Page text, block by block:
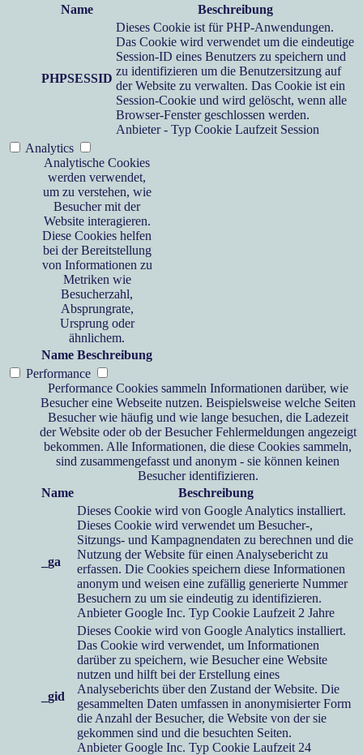
Name
Beschreibung
PHPSESSID
Dieses Cookie ist für PHP-Anwendungen.
Das Cookie wird verwendet um die eindeutige
Session-ID eines Benutzers zu speichern und
zu identifizieren um die Benutzersitzung auf
der Website zu verwalten. Das Cookie ist ein
Session-Cookie und wird gelöscht, wenn alle
Browser-Fenster geschlossen werden.
Anbieter - Typ Cookie Laufzeit Session
Analytics
Analytische Cookies
werden verwendet,
um zu verstehen, wie
Besucher mit der
Website interagieren.
Diese Cookies helfen
bei der Bereitstellung
von Informationen zu
Metriken wie
Besucherzahl,
Absprungrate,
Ursprung oder
ähnlichem.
Name Beschreibung
Performance
Performance Cookies sammeln Informationen darüber, wie
Besucher eine Webseite nutzen. Beispielsweise welche Seiten
Besucher wie häufig und wie lange besuchen, die Ladezeit
der Website oder ob der Besucher Fehlermeldungen angezeigt
bekommen. Alle Informationen, die diese Cookies sammeln,
sind zusammengefasst und anonym - sie können keinen
Besucher identifizieren.
Name
Beschreibung
_ga
Dieses Cookie wird von Google Analytics installiert.
Dieses Cookie wird verwendet um Besucher-,
Sitzungs- und Kampagnendaten zu berechnen und die
Nutzung der Website für einen Analysebericht zu
erfassen. Die Cookies speichern diese Informationen
anonym und weisen eine zufällig generierte Nummer
Besuchern zu um sie eindeutig zu identifizieren.
Anbieter Google Inc. Typ Cookie Laufzeit 2 Jahre
_gid
Dieses Cookie wird von Google Analytics installiert.
Das Cookie wird verwendet, um Informationen
darüber zu speichern, wie Besucher eine Website
nutzen und hilft bei der Erstellung eines
Analyseberichts über den Zustand der Website. Die
gesammelten Daten umfassen in anonymisierter Form
die Anzahl der Besucher, die Website von der sie
gekommen sind und die besuchten Seiten.
Anbieter Google Inc. Typ Cookie Laufzeit 24